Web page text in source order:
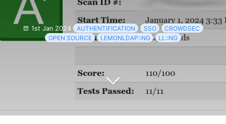
1st Jan 2024 AUTHENTIFICATION SSO
CROWDSEC
OPEN SOURCE
LEMONLDAP::NG LL::NG